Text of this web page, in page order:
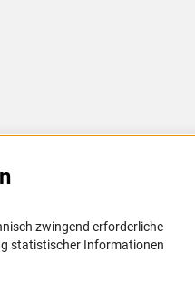
zwingend erforderliche
statistischer Informationen